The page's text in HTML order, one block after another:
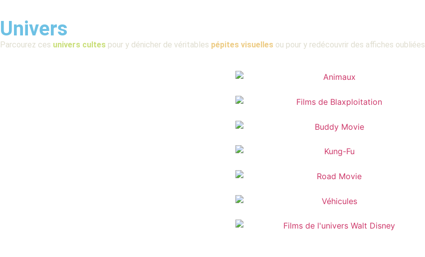
Univers
Parcourez ces univers cultes pour y dénicher de véritables pépites visuelles ou pour y redécouvrir des affiches oubliées